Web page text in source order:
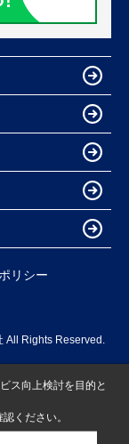
リシー
All Rights Reserved.
ス向上検討を目的と
ください。